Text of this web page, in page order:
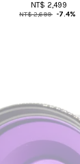
NT$ 2,499
NT$ 2,699 -7.4%